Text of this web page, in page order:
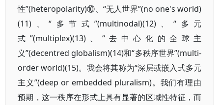
性”(heteropolarity)⑩、“无人世界”(no one's world)
(11)、“多节式”(multinodal)(12)、“多元
式”(multiplex)(13)、“去中心化的全球主
义”(decentred globalism)(14)和“多秩序世界”(multi-
order world)(15)。我会将其称为“深层或嵌入式多元
主义”(deep or embedded pluralism)。我们有理由
预期，这一秩序在形式上具有显著的区域性特征，而